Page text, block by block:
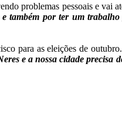
problemas pessoais e vai
também por ter um
para as eleições de outubro.
e a nossa cidade precisa